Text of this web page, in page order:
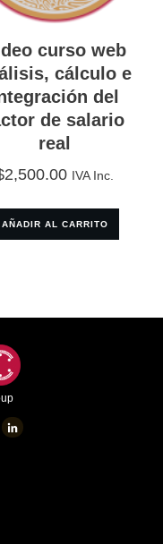
curso web
cálculo e
del
de salario
real
2,500.00 IVA Inc.
AÑADIR AL CARRITO